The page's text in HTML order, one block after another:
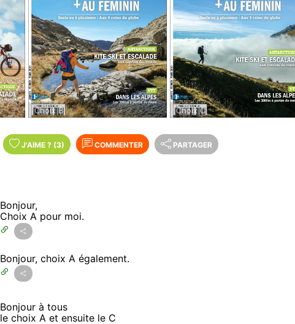
Choix B Choix C
J'AIME ? (3) COMMENTER PARTAGER
Bonjour,
Choix A pour moi.
Bonjour, choix A également.
Bonjour à tous
le choix A et ensuite le C